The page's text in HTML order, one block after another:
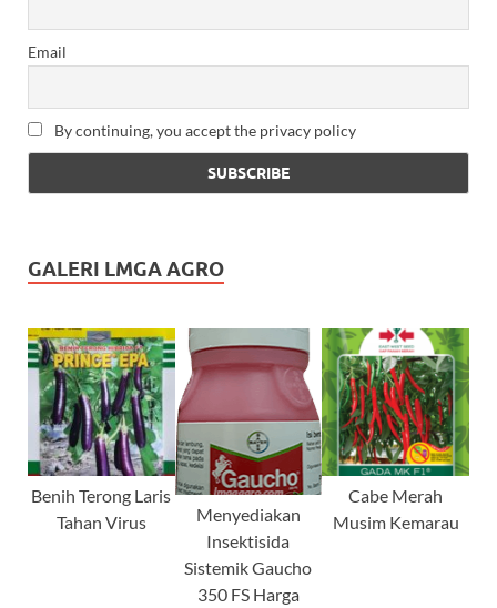
Email
By continuing, you accept the privacy policy
GALERI LMGA AGRO
Benih Terong Laris
Tahan Virus
Menyediakan
Insektisida
Sistemik Gaucho
350 FS Harga
Cabe Merah
Musim Kemarau